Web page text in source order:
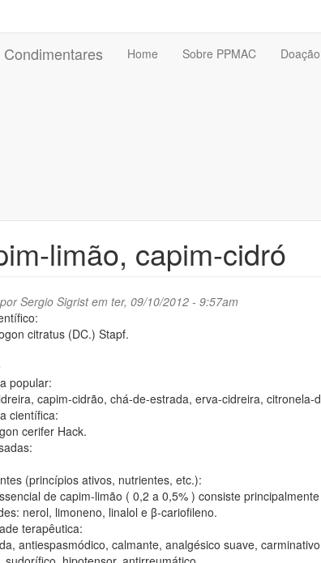
Home Sobre PPMAC
limão, capim-cidró
Sergio Sigristem ter, 09/10/2012 - 9:57am
citratus (DC.) Stapf.
popular:
capim-cidrão, chá-de-estrada, erva-cidreira, citronela-
científica:
cerifer Hack.
(princípios ativos, nutrientes, etc.):
de capim-limão ( 0,2 a 0,5% ) consiste
nerol, limoneno, linalol e β-cariofileno.
terapêutica:
antiespasmódico, calmante, analgésico suave,